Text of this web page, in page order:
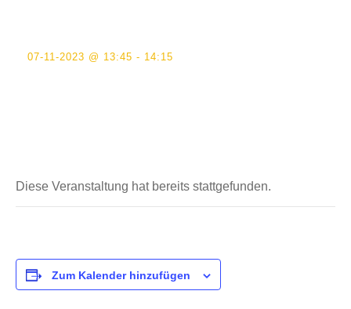
07-11-2023 @ 13:45 - 14:15
Diese Veranstaltung hat bereits stattgefunden.
Zum Kalender hinzufügen